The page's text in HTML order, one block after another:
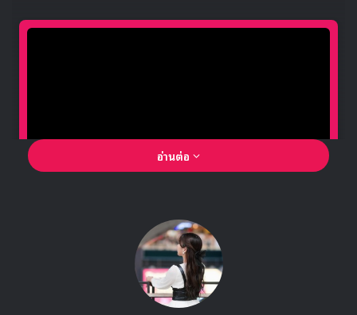
🎙GYUBIN ปลื้มเมืองไทยขนาดไหน? ถึงกลับมาถ่าย
MV เพลงใหม่ LIKE U 100 ที่กรุงเทพ
▶ คลิกดูสัมภาษณ์พิเศษ
อ่านต่อ